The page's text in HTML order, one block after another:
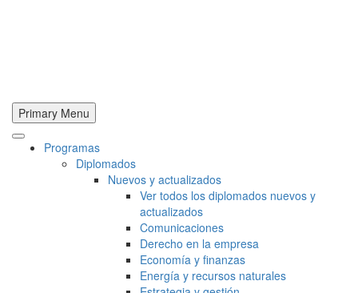
Primary Menu
Programas
Diplomados
Nuevos y actualizados
Ver todos los diplomados nuevos y
actualizados
Comunicaciones
Derecho en la empresa
Economía y finanzas
Energía y recursos naturales